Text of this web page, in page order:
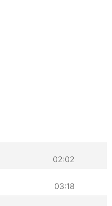
02:02
03:18